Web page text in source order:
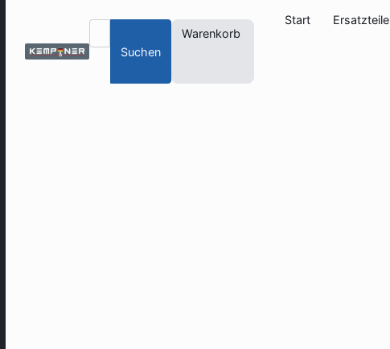
Suchen
Warenkorb
Start Ersatzteile